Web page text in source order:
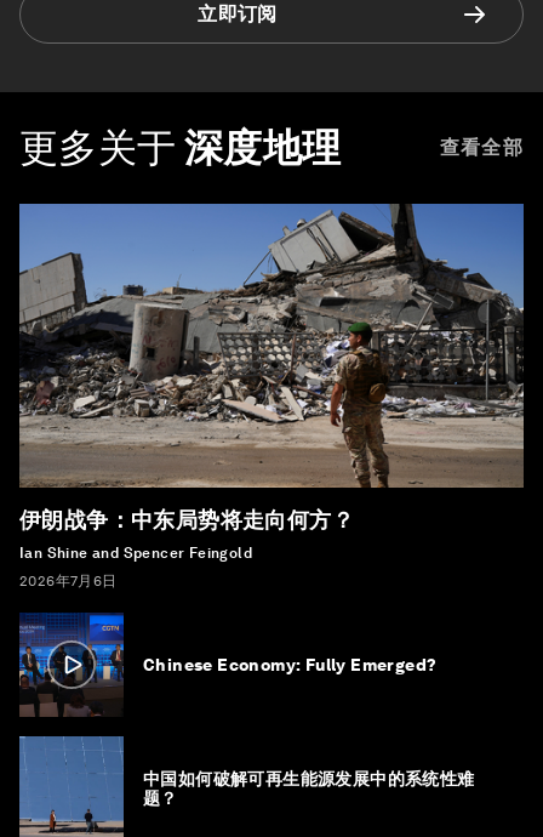
立即订阅
更多关于 深度地理 查看全部
伊朗战争：中东局势将走向何方？
Ian Shine and Spencer Feingold
2026年7月6日
Chinese Economy: Fully Emerged?
中国如何破解可再生能源发展中的系统性难
题？